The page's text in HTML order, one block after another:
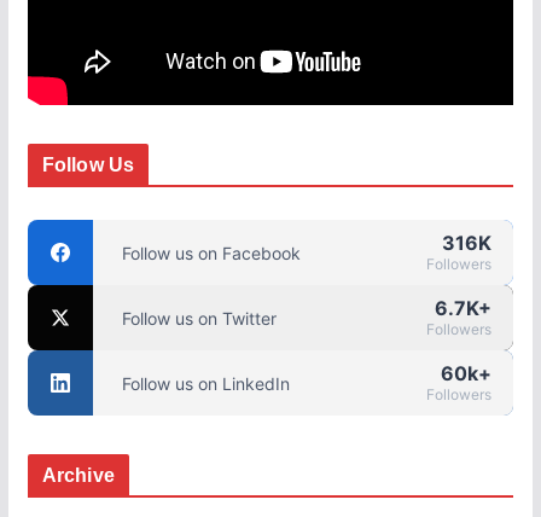
Follow Us
Follow us on Facebook 316K
Followers
Follow us on Twitter 6.7K+
Followers
Follow us on LinkedIn 60k+
Followers
Archive